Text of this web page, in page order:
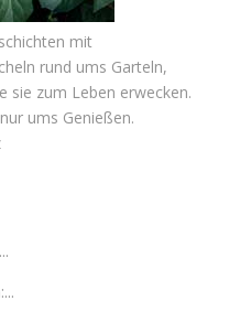
mit
rund ums Garteln,
sie zum Leben erwecken.
ums Genießen.